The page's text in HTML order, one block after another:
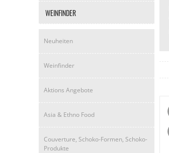
WEINFINDER
Neuheiten
Weinfinder
Aktions Angebote
Asia & Ethno Food
Couverture, Schoko-Formen, Schoko-
Produkte